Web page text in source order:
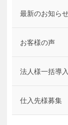
最新のお知ら
お客様の声
法人様一括導
仕入先様募集